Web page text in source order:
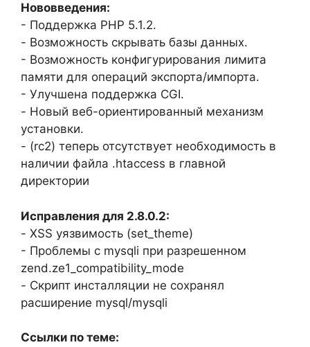
Нововведения:
- Поддержка PHP 5.1.2.
- Возможность скрывать базы данных.
- Возможность конфигурирования лимита
памяти для операций экспорта/импорта.
- Улучшена поддержка CGI.
- Новый веб-ориентированный механизм
установки.
- (rc2) теперь отсутствует необходимость в
наличии файла .htaccess в главной
директории
Исправления для 2.8.0.2:
- XSS уязвимость (set_theme)
- Проблемы с mysqli при разрешенном
zend.ze1_compatibility_mode
- Скрипт инсталляции не сохранял
расширение mysql/mysqli
Ссылки по теме: